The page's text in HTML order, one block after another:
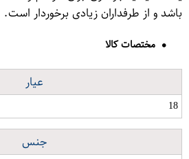
باشد و از طرفداران زیادی برخوردار است.
مختصات کالا
عیار
18
جنس